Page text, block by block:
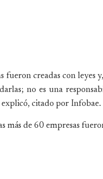
fueron creadas con
no es una
citado por Infobae.
más de 60 empresas